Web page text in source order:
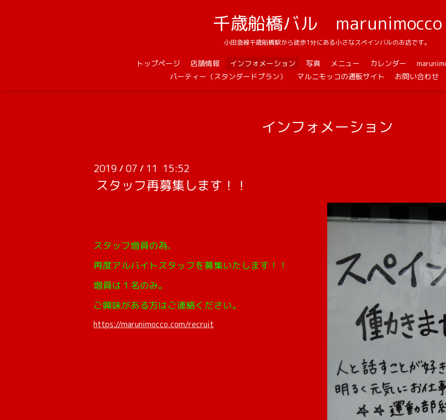
千歳船橋バル marunimocco
小田急線千歳船橋駅から徒歩1分にある小さなスペインバルのお店です。
トップページ 店舗情報 インフォメーション 写真 メニュー カレンダー
パーティー（スタンダードプラン）
マルニモッコの通販サイト お問い合わせ
インフォメーション
2019 / 07 / 11 15:52
スタッフ再募集します！！
スタッフ増員の為、
再度アルバイトスタッフを募集いたします！！
増員は１名のみ。
ご興味がある方はご連絡ください。
https://marunimocco.com/recruit